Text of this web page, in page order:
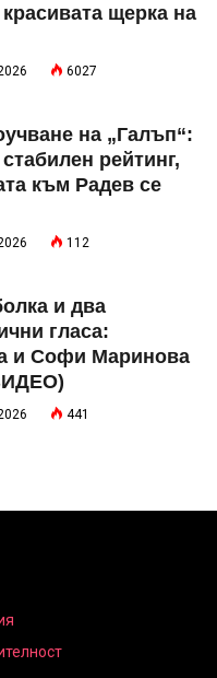
щерка на
6027
на „Галъп“:
рейтинг,
към Радев се
112
и два
гласа:
и Софи Маринова
441